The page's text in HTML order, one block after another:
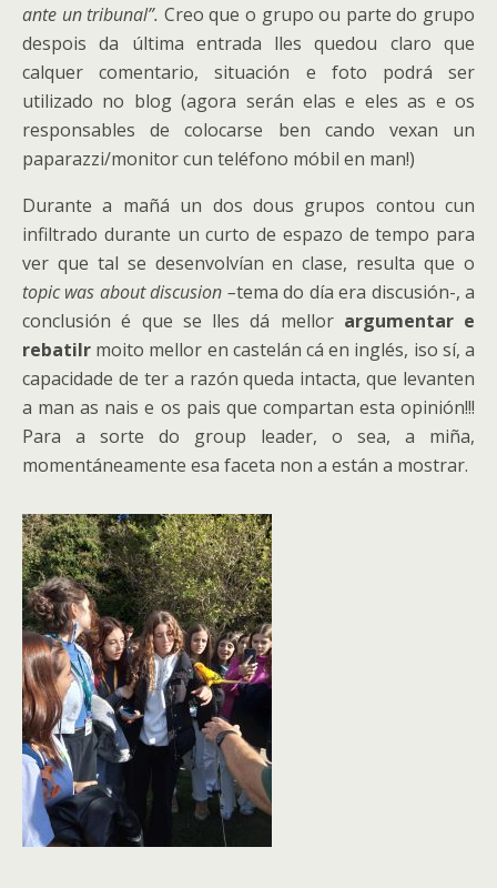
ante un tribunal”. Creo que o grupo ou parte do grupo
despois da última entrada lles quedou claro que
calquer comentario, situación e foto podrá ser
utilizado no blog (agora serán elas e eles as e os
responsables de colocarse ben cando vexan un
paparazzi/monitor cun teléfono móbil en man!)
Durante a mañá un dos dous grupos contou cun
infiltrado durante un curto de espazo de tempo para
ver que tal se desenvolvían en clase, resulta que o
topic was about discusion –tema do día era discusión-, a
conclusión é que se lles dá mellor argumentar e
rebatilr moito mellor en castelán cá en inglés, iso sí, a
capacidade de ter a razón queda intacta, que levanten
a man as nais e os pais que compartan esta opinión!!!
Para a sorte do group leader, o sea, a miña,
momentáneamente esa faceta non a están a mostrar.